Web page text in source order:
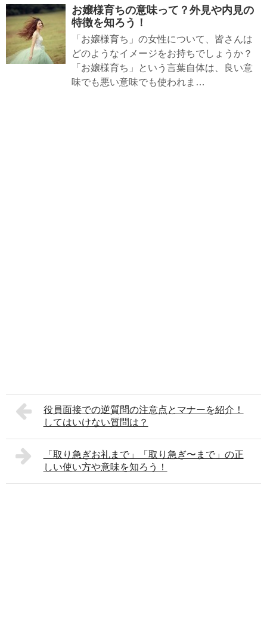
お嬢様育ちの意味って？外見や内見の
特徴を知ろう！
「お嬢様育ち」の女性について、皆さんは
どのようなイメージをお持ちでしょうか？
「お嬢様育ち」という言葉自体は、良い意
味でも悪い意味でも使われま…
役員面接での逆質問の注意点とマナーを紹介！
してはいけない質問は？
「取り急ぎお礼まで」「取り急ぎ〜まで」の正
しい使い方や意味を知ろう！